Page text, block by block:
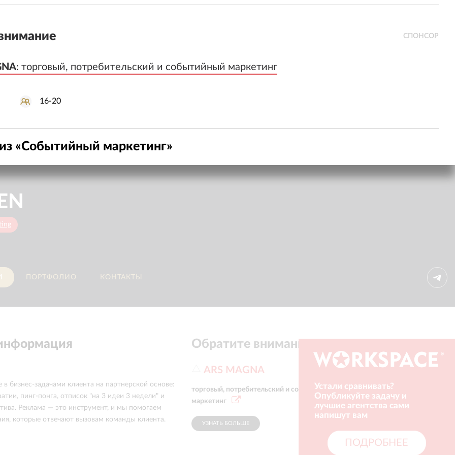
СПОНСОР
: торговый, потребительский и событийный маркетинг
: торговый, потребительский и событийный маркетинг
16-20
«Событийный маркетинг»
ПОРТФОЛИО КОНТАКТЫ
бизнес-задачами клиента на партнерской основе:
пинг-понга, отписок "на 3 идеи 3 недели" и
Реклама — это инструмент, и мы помогаем
которые отвечают вызовам команды клиента.
Обратите внимание
ARS MAGNA
торговый, потребительский и событийный
маркетинг
УЗНАТЬ БОЛЬШЕ
Устали сравнивать?
Опубликуйте задачу и
лучшие агентства сами
напишут вам
ПОДРОБНЕЕ